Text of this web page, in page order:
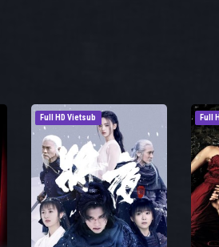
Full HD Vietsub Full